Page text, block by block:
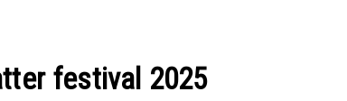
festival 2025